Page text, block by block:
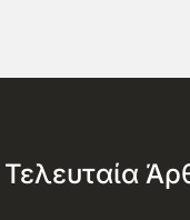
Τελευταία